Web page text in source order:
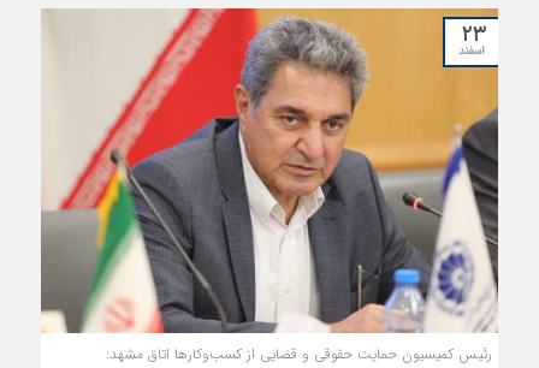
غیرنفتی» اتاق بازرگانی، صنایع، معادن و کشاورزی خراسان رضوی بود که هفتم
اسفندماه امسال برگزار شد.
۲۳
اسفند
رئیس کمیسیون حمایت حقوقی و قضایی از کسب‌وکارها اتاق مشهد: